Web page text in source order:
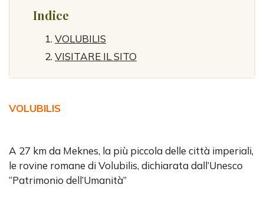
Indice
VOLUBILIS
VISITARE IL SITO
VOLUBILIS
A 27 km da Meknes, la più piccola delle città imperiali,
le rovine romane di Volubilis, dichiarata dall’Unesco
“Patrimonio dell’Umanità”